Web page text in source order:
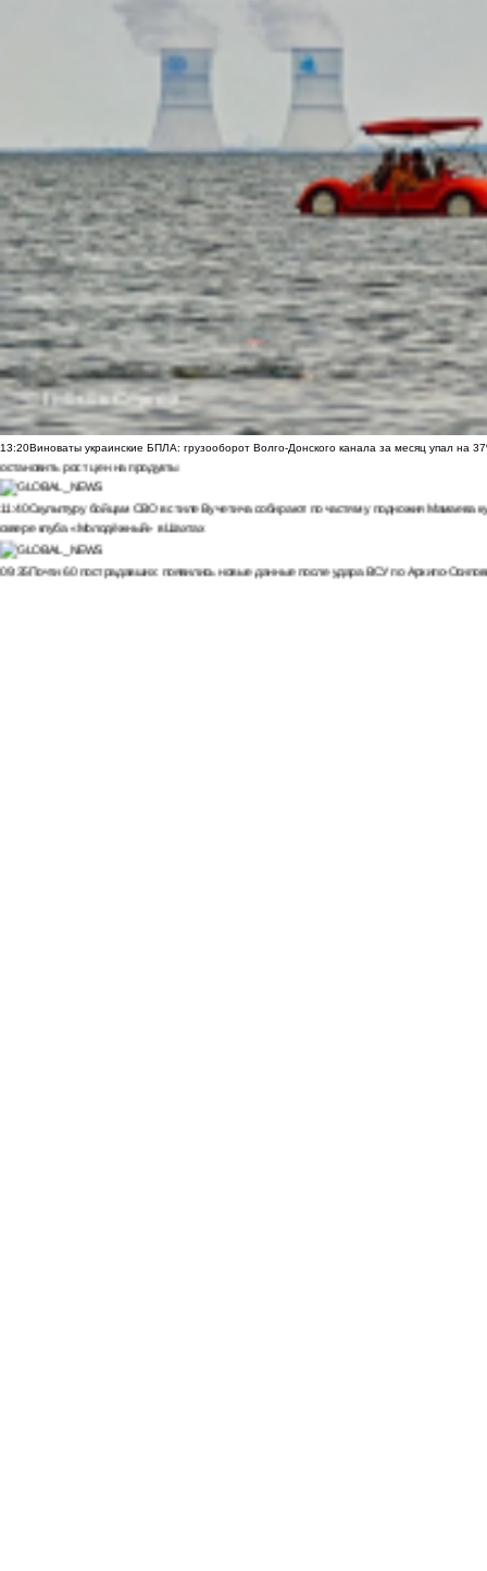
13:20Виноваты украинские БПЛА: грузооборот Волго-Донского канала за месяц упал на
остановить рост цен на продукты
11:40Скульптуру бойцам СВО в стиле Вучетича собирают по частям у подножия Мамаева
сквере клуба «Молодёжный» в Шахтах
09:35Почти 60 пострадавших: появились новые данные после удара ВСУ по Архипо-